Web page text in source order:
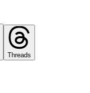
Threads